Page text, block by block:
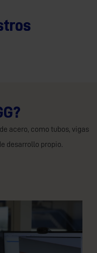
acero, como tubos, vigas
desarrollo propio.